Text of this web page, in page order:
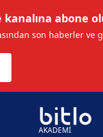
kanalına abone
son haberler ve
AKADEMİ